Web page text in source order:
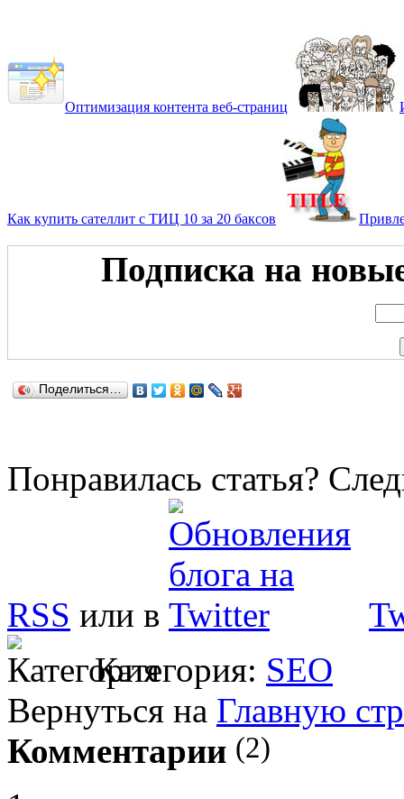
Оптимизация контента веб-страниц
Как купить сателлит с ТИЦ 10 за 20 баксов
Подписка на
Поделиться…
Понравилась статья?
RSS или в
Категория: SEO
Вернуться на Главную
Комментарии (2)